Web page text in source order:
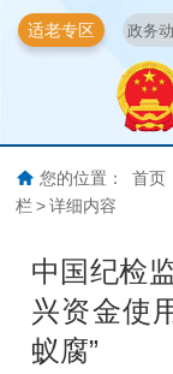
适老专区
您的位置： 首页
栏 > 详细内容
中国纪检
兴资金使
蚁腐”